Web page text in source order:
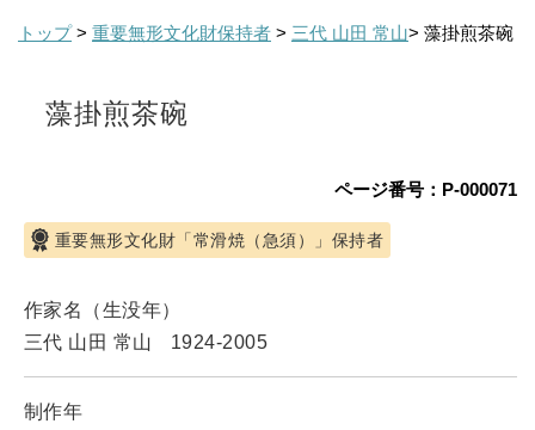
トップ> 重要無形文化財保持者 > 三代 山田 常山> 藻掛煎茶碗
藻掛煎茶碗
ページ番号：P-000071
重要無形文化財「常滑焼（急須）」保持者
作家名（生没年）
三代 山田 常山
1924-2005
制作年